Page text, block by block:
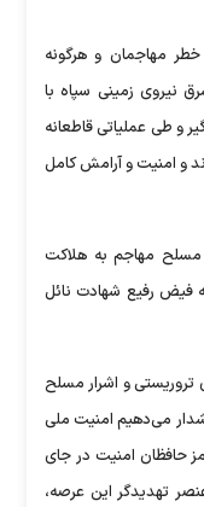
مهاجمان و هرگونه
نیروی زمینی سپاه با
و طی عملیاتی قاطعانه
و امنیت و آرامش کامل
و اشرار مسلح مهاجم به هلاکت
به فیض رفیع شهادت نائل
و اشرار مسلح
می‌دهیم امنیت ملی
حافظان امنیت در جای
تهدیدگر این عرصه،